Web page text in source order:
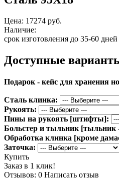
Цена: 17274 руб.
Наличие:
срок изготовления до 35-60 дней
Доступные
Подарок - кейс для хранения
Сталь клинка:
Рукоять:
Пины на рукоять [штифты]:
Больстер и тыльник [тыльник
Обработка клинка [кроме
Заточка:
Купить
Заказ в 1 клик!
Отзывов: 0 Написать отзыв